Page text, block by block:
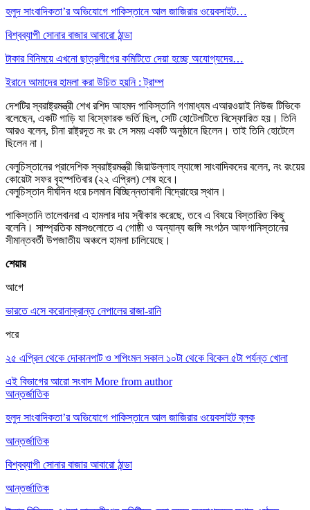
হলুদ সাংবাদিকতা’র অভিযোগে পাকিস্তানে আল জাজিরার ওয়েবসাইট…
বিশ্বব্যাপী সোনার বাজার আবারো ঠান্ডা
টাকার বিনিময়ে এখনো ছাত্রলীগের কমিটিতে দেয়া হচ্ছে অযোগ্যদের…
ইরানে আমাদের হামলা করা উচিত হয়নি : ট্রাম্প
দেশটির স্বরাষ্ট্রমন্ত্রী শেখ রশিদ আহমদ পাকিস্তানি গণমাধ্যম এআরওয়াই নিউজ টিভিকে
বলেছেন, একটি গাড়ি যা বিস্ফোরক ভর্তি ছিল, সেটি হোটেলটিতে বিস্ফোরিত হয়। তিনি
আরও বলেন, চীনা রাষ্ট্রদূত নং রং সে সময় একটি অনুষ্ঠানে ছিলেন। তাই তিনি হোটেলে
ছিলেন না।
বেলুচিস্তানের প্রাদেশিক স্বরাষ্ট্রমন্ত্রী জিয়াউল্লাহ ল্যাঙ্গো সাংবাদিকদের বলেন, নং রংয়ের
কোয়েটা সফর বৃহস্পতিবার (২২ এপ্রিল) শেষ হবে।
বেলুচিস্তান দীর্ঘদিন ধরে চলমান বিচ্ছিন্নতাবাদী বিদ্রোহের স্থান।
পাকিস্তানি তালেবানরা এ হামলার দায় স্বীকার করেছে, তবে এ বিষয়ে বিস্তারিত কিছু
বলেনি। সাম্প্রতিক মাসগুলোতে এ গোষ্ঠী ও অন্যান্য জঙ্গি সংগঠন আফগানিস্তানের
সীমান্তবর্তী উপজাতীয় অঞ্চলে হামলা চালিয়েছে।
শেয়ার
আগে
ভারতে এসে করোনাক্রান্ত নেপালের রাজা-রানি
পরে
২৫ এপ্রিল থেকে দোকানপাট ও শপিংমল সকাল ১০টা থেকে বিকেল ৫টা পর্যন্ত খোলা
এই বিভাগের আরো সংবাদ More from author
আন্তর্জাতিক
হলুদ সাংবাদিকতা’র অভিযোগে পাকিস্তানে আল জাজিরার ওয়েবসাইট ব্লক
আন্তর্জাতিক
বিশ্বব্যাপী সোনার বাজার আবারো ঠান্ডা
আন্তর্জাতিক